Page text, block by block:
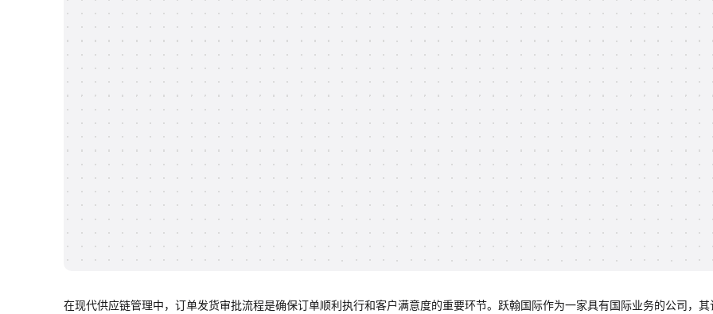
在现代供应链管理中，订单发货审批流程是确保订单顺利执行和客户满意度的重要环节。跃翰国际作为一家具有国际业务的公司，其